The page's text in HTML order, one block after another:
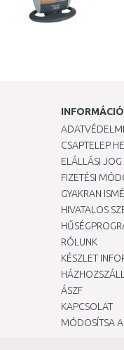
CSAPTELEP
ELÁLLÁSI JOG
FIZETÉSI
GYAKRAN
HIVATALOS
RÓLUNK
KÉSZLET
ÁSZF
KAPCSOLAT
MÓDOSÍTSA